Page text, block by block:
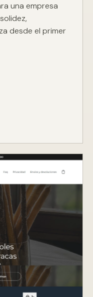
una empresa
desde el primer